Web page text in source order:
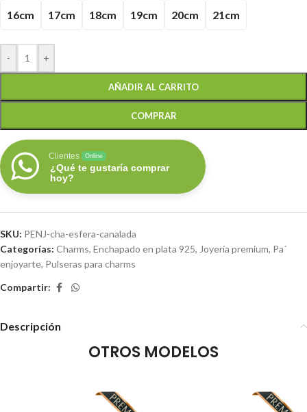
16cm 17cm 18cm 19cm 20cm 21cm
- +
AÑADIR AL CARRITO
COMPRAR
Clientes Online
¿Qué te gustaría comprar
hoy?
SKU: PENJ-cha-esfera-canalada
Categorías: Charms, Enchapado en plata 925, Joyería premium, Pa´
enjoyarte, Pulseras para charms
Compartir:
Descripción
OTROS MODELOS